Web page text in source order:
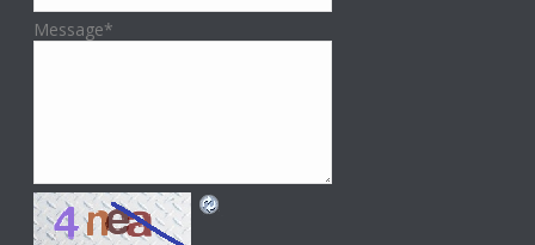
Message*